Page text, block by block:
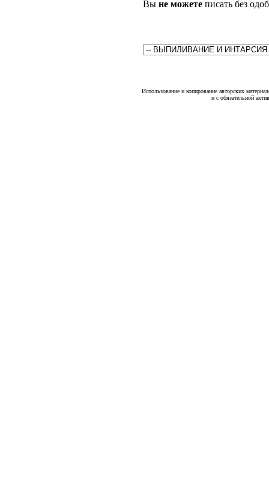
Вы не можете писать без
Использование и копирование авторских
и с обязательной